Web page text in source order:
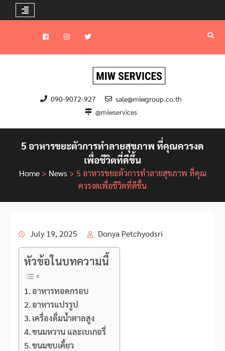
090-9072-927
sale@miwgroup.co.th
@miwservices
5 อาหารขยะตัวการทำลายสุขภาพ ที่คุณควรงด
เพื่อชีวิตที่ดีขึ้น
Home> News > 5 อาหารขยะตัวการทำลายสุขภาพ ที่คุณ
ควรงดเพื่อชีวิตที่ดีขึ้น
July 19, 2025 Donya Petchyodsri
หัวข้อในบทความนี้
อาหารทอดกรอบ
อาหารแปรรูป
เครื่องดื่มน้ำตาลสูง
ขนมหวาน และเบเกอรี่
ขนมขบเคี้ยว